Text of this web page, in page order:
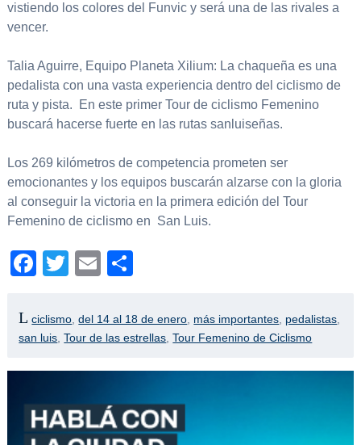
vistiendo los colores del Funvic y será una de las rivales a
vencer.
Talia Aguirre, Equipo Planeta Xilium: La chaqueña es una
pedalista con una vasta experiencia dentro del ciclismo de
ruta y pista. En este primer Tour de ciclismo Femenino
buscará hacerse fuerte en las rutas sanluiseñas.
Los 269 kilómetros de competencia prometen ser
emocionantes y los equipos buscarán alzarse con la gloria
al conseguir la victoria en la primera edición del Tour
Femenino de ciclismo en San Luis.
Facebook
TwitterEmail
ciclismo ,del 14 al 18 de enero más importantes pedalistas
san luis ,Tour de las estrellas ,Tour Femenino de Ciclismo